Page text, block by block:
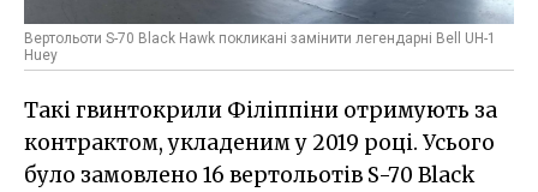
Вертольоти S-70 Black Hawk покликані замінити легендарні Bell UH-1
Huey
Такі гвинтокрили Філіппіни отримують за
контрактом, укладеним у 2019 році. Усього
було замовлено 16 вертольотів S-70 Black